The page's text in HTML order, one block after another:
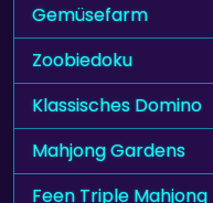
Gemüsefarm
Zoobiedoku
Klassisches Domino
Mahjong Gardens
Feen Triple Mahjong